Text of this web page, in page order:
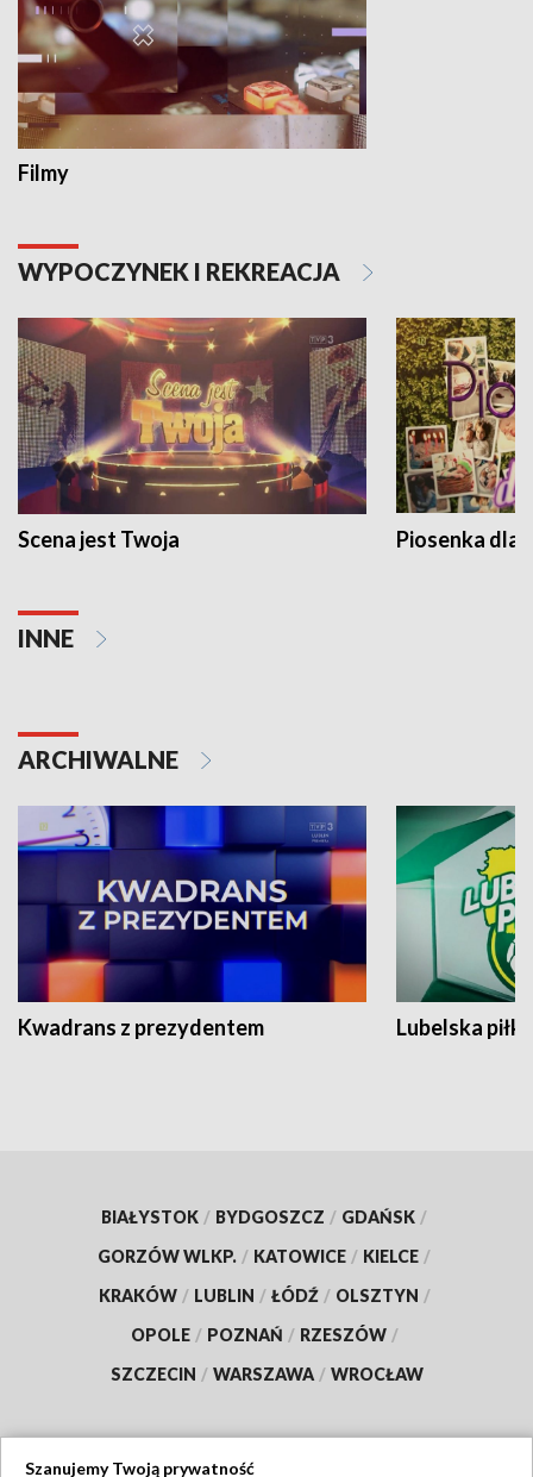
Filmy
WYPOCZYNEK I REKREACJA
Scena jest Twoja Piosenka dla
INNE
ARCHIWALNE
Kwadrans z prezydentem Lubelska piłka
BIAŁYSTOK / BYDGOSZCZ / GDAŃSK /
GORZÓW WLKP. / KATOWICE / KIELCE /
KRAKÓW / LUBLIN / ŁÓDŹ / OLSZTYN /
OPOLE / POZNAŃ / RZESZÓW /
SZCZECIN / WARSZAWA / WROCŁAW
Szanujemy Twoją prywatność